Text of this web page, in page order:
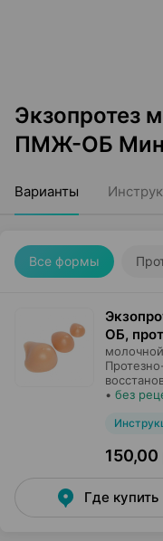
Экзопротез
ПМЖ-ОБ
Варианты
Все формы
ОБ,
• без
150,00
Где купить